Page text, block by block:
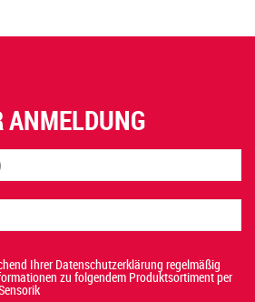
ANMELDUNG
Ihrer Datenschutzerklärung regelmäßig
zu folgendem Produktsortiment per